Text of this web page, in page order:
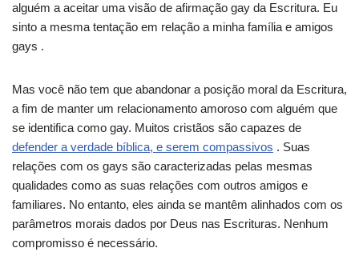
alguém a aceitar uma visão de afirmação gay da Escritura. Eu
sinto a mesma tentação em relação a minha família e amigos
gays .
Mas você não tem que abandonar a posição moral da Escritura,
a fim de manter um relacionamento amoroso com alguém que
se identifica como gay. Muitos cristãos são capazes de
defender a verdade bíblica, e serem compassivos . Suas
relações com os gays são caracterizadas pelas mesmas
qualidades como as suas relações com outros amigos e
familiares. No entanto, eles ainda se mantêm alinhados com os
parâmetros morais dados por Deus nas Escrituras. Nenhum
compromisso é necessário.